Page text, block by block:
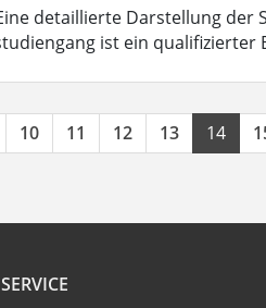
detaillierte Darstellung der
ist ein qualifizierter
10 11 12 13 14
SERVICE